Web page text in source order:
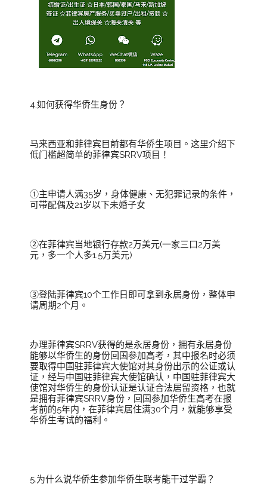
4.如何获得华侨生身份？
马来西亚和菲律宾目前都有华侨生项目。这里介绍下
低门槛超简单的菲律宾SRRV项目！
①主申请人满35岁，身体健康、无犯罪记录的条件，
可带配偶及21岁以下未婚子女
②在菲律宾当地银行存款2万美元(一家三口2万美
元，多一个人多1.5万美元)
③登陆菲律宾10个工作日即可拿到永居身份，整体申
请周期2个月。
办理菲律宾SRRV获得的是永居身份，拥有永居身份
能够以华侨生的身份回国参加高考，其中报名时必须
要取得中国驻菲律宾大使馆对其身份出示的公证或认
证，经与中国驻菲律宾大使馆确认，中国驻菲律宾大
使馆对华侨生的身份认证是认证合法居留资格，也就
是拥有菲律宾SRRV身份，回国参加华侨生高考在报
考前的5年内，在菲律宾居住满30个月，就能够享受
华侨生考试的福利。
5.为什么说华侨生参加华侨生联考能干过学霸？